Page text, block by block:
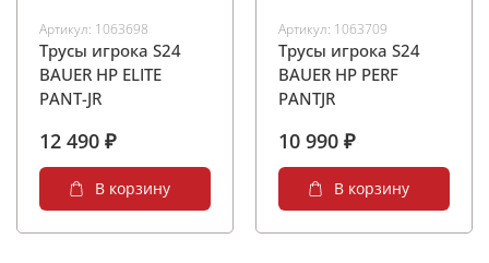
Артикул: 1063698
Трусы игрока S24
BAUER HP ELITE
PANT-JR
12 490 ₽
В корзину
Артикул: 1063709
Трусы игрока S24
BAUER HP PERF
PANTJR
10 990 ₽
В корзину